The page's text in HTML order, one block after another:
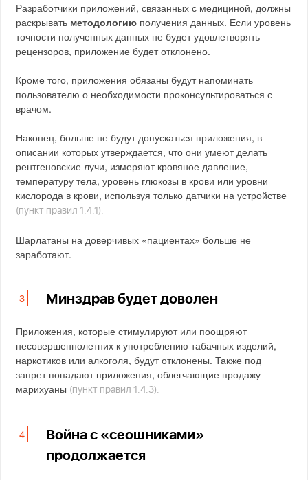
Разработчики приложений, связанных с медициной, должны
раскрывать методологию получения данных. Если уровень
точности полученных данных не будет удовлетворять
рецензоров, приложение будет отклонено.
Кроме того, приложения обязаны будут напоминать
пользователю о необходимости проконсультироваться с
врачом.
Наконец, больше не будут допускаться приложения, в
описании которых утверждается, что они умеют делать
рентгеновские лучи, измеряют кровяное давление,
температуру тела, уровень глюкозы в крови или уровни
кислорода в крови, используя только датчики на устройстве
(пункт правил 1.4.1).
Шарлатаны на доверчивых «пациентах» больше не
заработают.
Минздрав будет доволен
Приложения, которые стимулируют или поощряют
несовершеннолетних к употреблению табачных изделий,
наркотиков или алкоголя, будут отклонены. Также под
запрет попадают приложения, облегчающие продажу
марихуаны (пункт правил 1.4.3).
Война с «сеошниками»
продолжается